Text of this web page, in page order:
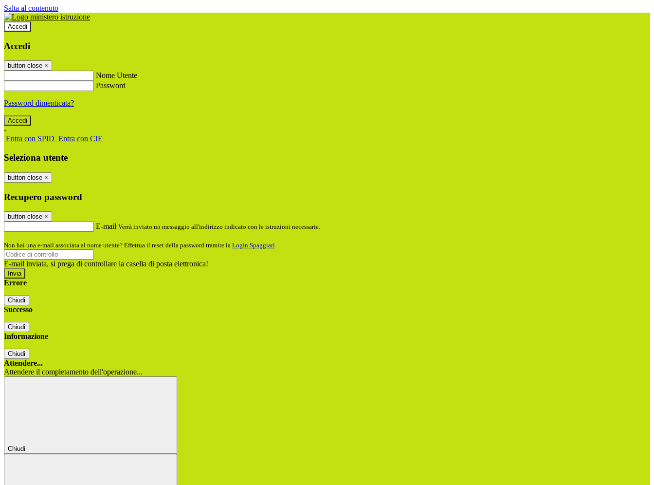
Salta al contenuto
Accedi
Accedi
button close ×
Nome Utente
Password
Password dimenticata?
-
Entra con SPID Entra con CIE
Seleziona utente
button close ×
Recupero password
button close ×
E-mail Verrà inviato un messaggio all'indirizzo indicato con le istruzioni necessarie.
Non hai una e-mail associata al nome utente? Effettua il reset della password tramite la Login Spaggiari
E-mail inviata, si prega di controllare la casella di posta elettronica!
Errore
Chiudi
Successo
Chiudi
Informazione
Chiudi
Attendere...
Attendere il completamento dell'operazione...
Chiudi